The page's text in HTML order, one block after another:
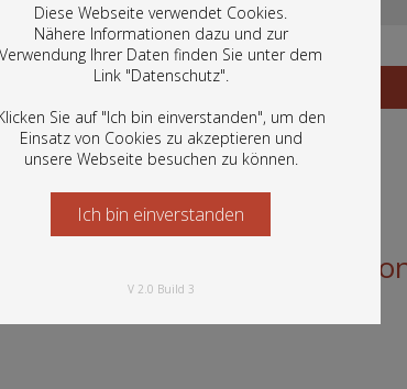
Diese Webseite verwendet Cookies.
Nähere Informationen dazu und zur
Verwendung Ihrer Daten finden Sie unter dem
Link "Datenschutz".
Sie auf "Ich bin einverstanden", um den
Einsatz von Cookies zu akzeptieren und
unsere Webseite besuchen zu können.
In diesem Portal finden Sie die digitalen
Bestände der Österreichischen
Grafiken und vieles mehr.
Ich bin einverstanden
Starten Sie jetzt
V 2.0 Build 3
mit Frauenbildnis